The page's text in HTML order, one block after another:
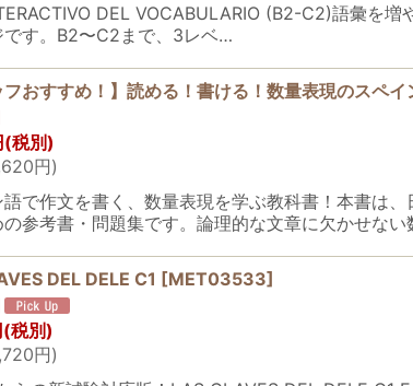
DEL VOCABULARIO (B2-C2)語彙を
です。B2〜C2まで、3レベ…
フおすすめ！】読める！書ける！数量表現のスペイ
(税別)
円)
語で作文を書く、数量表現を学ぶ教科書！本書は
の参考書・問題集です。論理的な文章に欠かせな
DEL DELE C1 [MET03533]
(税別)
円)